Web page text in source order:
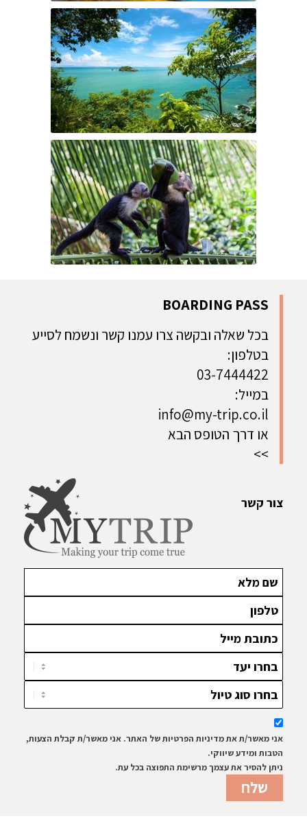
צור קשר
אני מאשר/ת את מדיניות הפרטיות של האתר. אני מאשר/ת קבלת הצעות,
הטבות ומידע שיווקי.
ניתן להסיר את עצמך מרשימת התפוצה בכל עת.
BOARDING PASS
בכל שאלה ובקשה צרו עמנו קשר ונשמח לסייע
בטלפון:
03-7444422
במייל:
info@my-trip.co.il
או דרך הטופס הבא
>>